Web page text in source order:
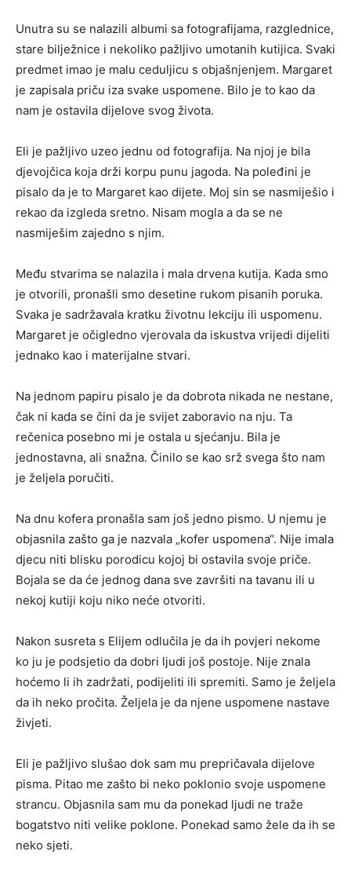
Unutra su se nalazili albumi sa fotografijama, razglednice,
stare bilježnice i nekoliko pažljivo umotanih kutijica. Svaki
predmet imao je malu ceduljicu s objašnjenjem. Margaret
je zapisala priču iza svake uspomene. Bilo je to kao da
nam je ostavila dijelove svog života.
Eli je pažljivo uzeo jednu od fotografija. Na njoj je bila
djevojčica koja drži korpu punu jagoda. Na poleđini je
pisalo da je to Margaret kao dijete. Moj sin se nasmiješio i
rekao da izgleda sretno. Nisam mogla a da se ne
nasmiješim zajedno s njim.
Među stvarima se nalazila i mala drvena kutija. Kada smo
je otvorili, pronašli smo desetine rukom pisanih poruka.
Svaka je sadržavala kratku životnu lekciju ili uspomenu.
Margaret je očigledno vjerovala da iskustva vrijedi dijeliti
jednako kao i materijalne stvari.
Na jednom papiru pisalo je da dobrota nikada ne nestane,
čak ni kada se čini da je svijet zaboravio na nju. Ta
rečenica posebno mi je ostala u sjećanju. Bila je
jednostavna, ali snažna. Činilo se kao srž svega što nam
je željela poručiti.
Na dnu kofera pronašla sam još jedno pismo. U njemu je
objasnila zašto ga je nazvala „kofer uspomena“. Nije imala
djecu niti blisku porodicu kojoj bi ostavila svoje priče.
Bojala se da će jednog dana sve završiti na tavanu ili u
nekoj kutiji koju niko neće otvoriti.
Nakon susreta s Elijem odlučila je da ih povjeri nekome
ko ju je podsjetio da dobri ljudi još postoje. Nije znala
hoćemo li ih zadržati, podijeliti ili spremiti. Samo je željela
da ih neko pročita. Željela je da njene uspomene nastave
živjeti.
Eli je pažljivo slušao dok sam mu prepričavala dijelove
pisma. Pitao me zašto bi neko poklonio svoje uspomene
strancu. Objasnila sam mu da ponekad ljudi ne traže
bogatstvo niti velike poklone. Ponekad samo žele da ih se
neko sjeti.